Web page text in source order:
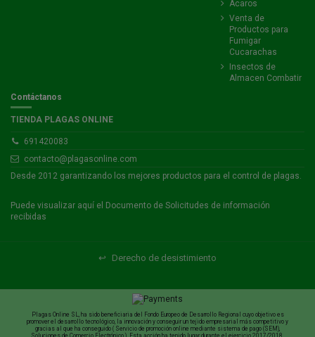
Ácaros
Venta de
Productos para
Fumigar
Cucarachas
Insectos de
Almacen Combatir
Contáctanos
TIENDA PLAGAS ONLINE
691420083
contacto@plagasonline.com
Desde 2012 garantizando los mejores productos para el control de plagas.
Puede visualizar aquí el Documento de Solicitudes de información
recibidas
↩ Derecho de desistimiento
Plagas Online SL, ha sido beneficiaria del Fondo Europeo de Desarrollo Regional cuyo objetivo es
promover el desarrollo tecnológico, la innovación y conseguir un tejido empresarial más competitivo y
gracias al que ha conseguido ( Servicio de promoción online mediante sistema de pago (SEM),